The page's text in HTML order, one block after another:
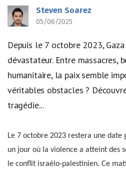
Steven Soarez
05/06/2025
Depuis le 7 octobre 2023,
dévastateur. Entre massacres,
humanitaire, la paix semble
véritables obstacles ?
tragédie...
Le 7 octobre 2023 restera une date
un jour où la violence a atteint des
le conflit israélo-palestinien. Ce